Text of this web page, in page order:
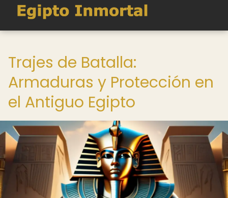
Trajes de Batalla:
Armaduras y Protección en
el Antiguo Egipto